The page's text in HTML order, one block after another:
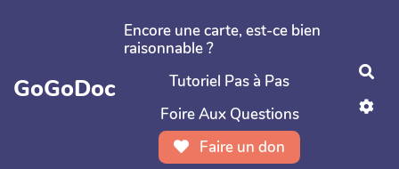
Aller au contenu principal
GoGoDoc
Encore une carte, est-ce bien
raisonnable ?
Tutoriel Pas à Pas
Foire Aux Questions
Faire un don